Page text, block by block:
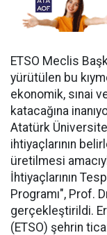
ETSO Meclis
yürütülen bu
ekonomik, sınai
katacağına
Atatürk
ihtiyaçlarının
üretilmesi
İhtiyaçlarının
Programı", Prof.
gerçekleştirildi.
(ETSO) şehrin